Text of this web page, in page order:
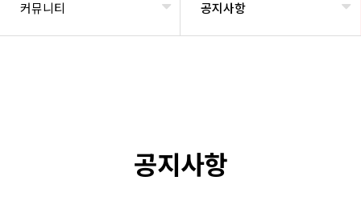
커뮤니티 공지사항
공지사항